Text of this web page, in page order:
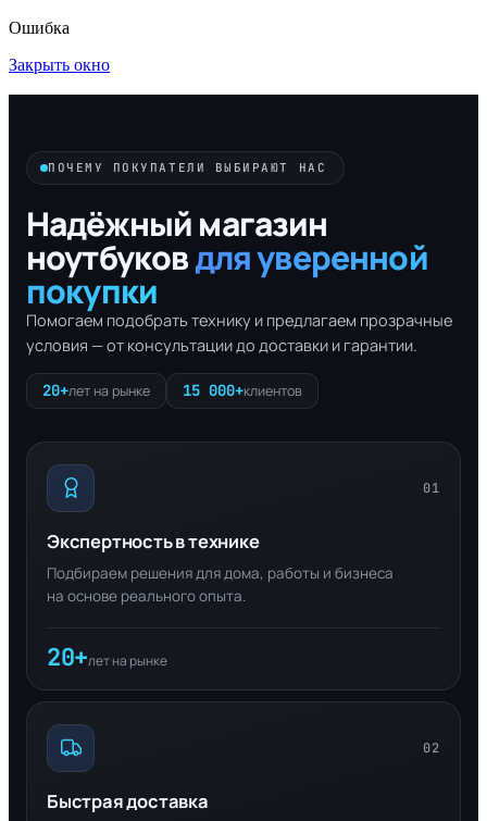
Ошибка
Закрыть окно
ПОЧЕМУ ПОКУПАТЕЛИ ВЫБИРАЮТ НАС
Надёжный магазин
ноутбуковдля уверенной
покупки
Помогаем подобрать технику и предлагаем прозрачные
условия — от консультации до доставки и гарантии.
20+лет на рынке 15 000+клиентов
01
Экспертность в технике
Подбираем решения для дома, работы и бизнеса
на основе реального опыта.
20+лет на рынке
02
Быстрая доставка